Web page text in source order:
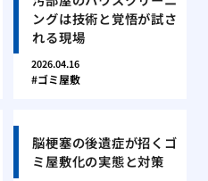
ングは技術と覚悟が試さ
れる現場
2026.04.16
ゴミ屋敷
脳梗塞の後遺症が招くゴ
ミ屋敷化の実態と対策